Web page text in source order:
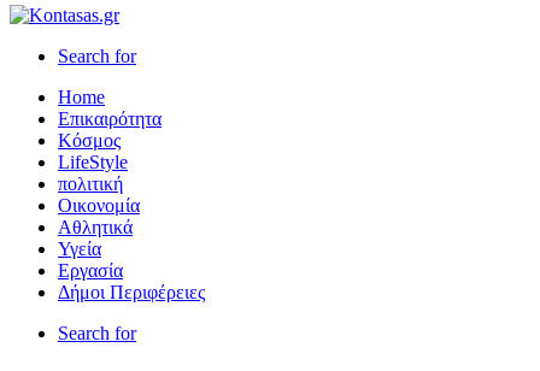
Search for
Home
Επικαιρότητα
Κόσμος
LifeStyle
πολιτική
Οικονομία
Αθλητικά
Υγεία
Εργασία
Δήμοι Περιφέρειες
Search for